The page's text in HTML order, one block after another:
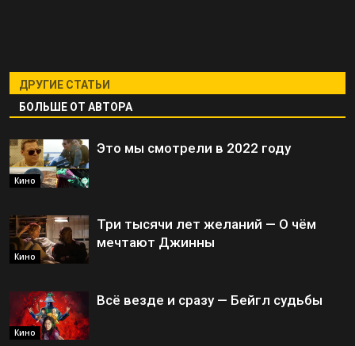
ДРУГИЕ СТАТЬИ
БОЛЬШЕ ОТ АВТОРА
Кино
Это мы смотрели в 2022 году
Кино
Три тысячи лет желаний — О чём
мечтают Джинны
Кино
Всё везде и сразу — Бейгл судьбы